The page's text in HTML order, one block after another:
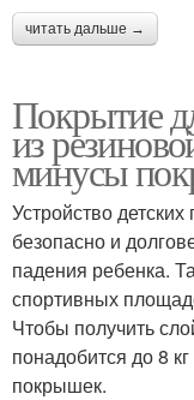
читать дальше →
Покрытие
из
минусы
Устройство
безопасно и
падения ребенка.
спортивных
Чтобы получить
понадобится до 8
покрышек.